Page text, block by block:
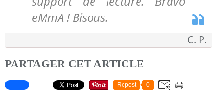
eMmA ! Bisous.
C. P.
PARTAGER CET ARTICLE
Repost 0